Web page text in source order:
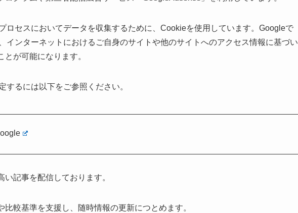
ロセスにおいてデータを収集するために、Cookieを使用しています。Googleで
インターネットにおけるご自身のサイトや他のサイトへのアクセス情報に基づい
が可能になります。
するには以下をご参照ください。
記事を配信しております。
較基準を支援し、随時情報の更新につとめます。